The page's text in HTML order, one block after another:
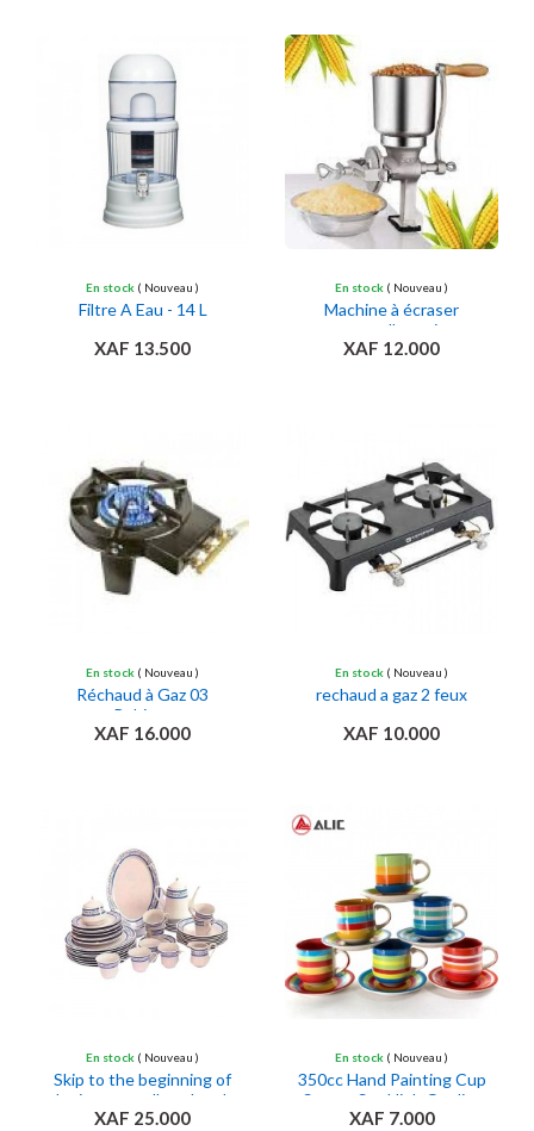
Ajouter au panier Ajouter au panier
En stock ( Nouveau )
Filtre A Eau - 14 L
XAF 13.500
En stock ( Nouveau )
Machine à écraser
manuelle - gris
XAF 12.000
En stock ( Nouveau )
Réchaud à Gaz 03
Robinet
XAF 16.000
Ajouter au panier
En stock ( Nouveau )
rechaud a gaz 2 feux
XAF 10.000
En stock ( Nouveau )
Skip to the beginning of
the images gallery Jeu de
vaisselle (Dinnerware
XAF 25.000
En stock ( Nouveau )
350cc Hand Painting Cup
Saucer Set High Quality
Cheap Stoneware Cup
XAF 7.000